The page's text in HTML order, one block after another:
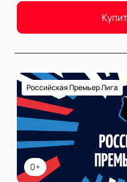
0+
Российская Премьер Лига